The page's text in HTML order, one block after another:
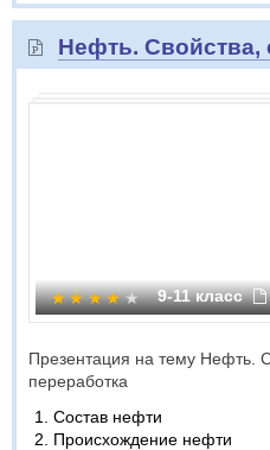
Нефть. Свойства,
9-11 класс
Презентация на тему Нефть.
переработка
Состав нефти
Происхождение нефти